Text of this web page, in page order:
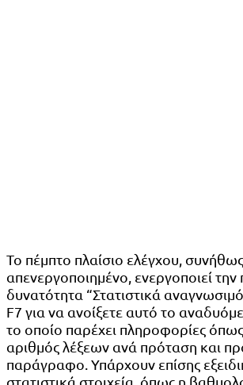
Το πέμπτο πλαίσιο ελέγχου, συνήθως
απενεργοποιημένο, ενεργοποιεί την
δυνατότητα “Στατιστικά
F7 για να ανοίξετε αυτό το
το οποίο παρέχει πληροφορίες
αριθμός λέξεων ανά πρόταση και
παράγραφο. Υπάρχουν επίσης
στατιστικά στοιχεία, όπως η